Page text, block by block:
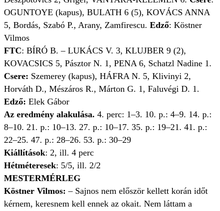
OGUNTOYE (kapus), BULATH 6 (5), KOVÁCS ANNA
5, Bordás, Szabó P., Arany, Zamfirescu. Edző: Köstner
Vilmos
FTC: BÍRÓ B. – LUKÁCS V. 3, KLUJBER 9 (2),
KOVACSICS 5, Pásztor N. 1, PENA 6, Schatzl Nadine 1.
Csere: Szemerey (kapus), HÁFRA N. 5, Klivinyi 2,
Horváth D., Mészáros R., Márton G. 1, Faluvégi D. 1.
Edző: Elek Gábor
Az eredmény alakulása. 4. perc: 1–3. 10. p.: 4–9. 14. p.:
8–10. 21. p.: 10–13. 27. p.: 10–17. 35. p.: 19–21. 41. p.:
22–25. 47. p.: 28–26. 53. p.: 30–29
Kiállítások: 2, ill. 4 perc
Hétméteresek: 5/5, ill. 2/2
MESTERMÉRLEG
Köstner Vilmos: – Sajnos nem először kellett korán időt
kérnem, keresnem kell ennek az okait. Nem láttam a